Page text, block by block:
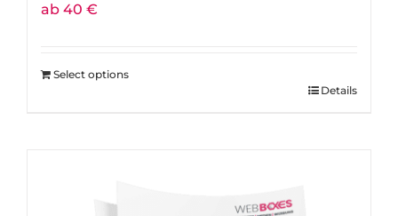
ab 40 €
Select options
Details